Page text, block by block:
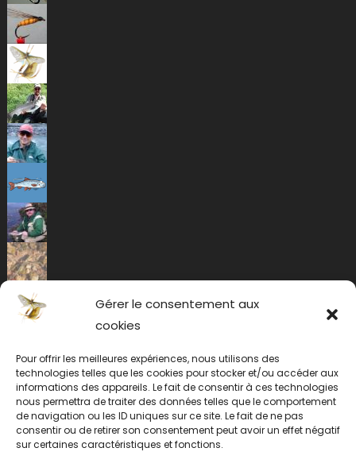
Gérer le consentement aux
cookies
Pour offrir les meilleures expériences, nous utilisons des
technologies telles que les cookies pour stocker et/ou accéder aux
informations des appareils. Le fait de consentir à ces technologies
nous permettra de traiter des données telles que le comportement
de navigation ou les ID uniques sur ce site. Le fait de ne pas
consentir ou de retirer son consentement peut avoir un effet négatif
sur certaines caractéristiques et fonctions.